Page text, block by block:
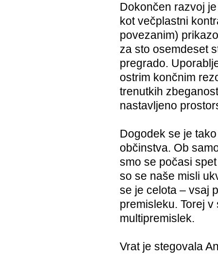
Dokončen razvoj
kot večplastni
povezanim)
za sto osemdeset
pregrado.
ostrim končnim
trenutkih
nastavljeno
Dogodek se je
občinstva. Ob
smo se počasi
so se naše misli
se je celota – vsaj
premisleku. Torej
multipremislek.
Vrat je stegovala